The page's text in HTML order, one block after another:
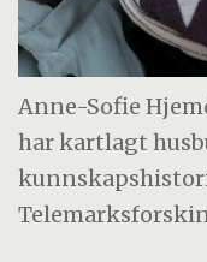
Anne-Sofie
har kartlagt